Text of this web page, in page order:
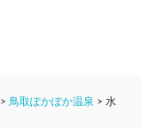
> 鳥取ぽかぽか温泉 > 水